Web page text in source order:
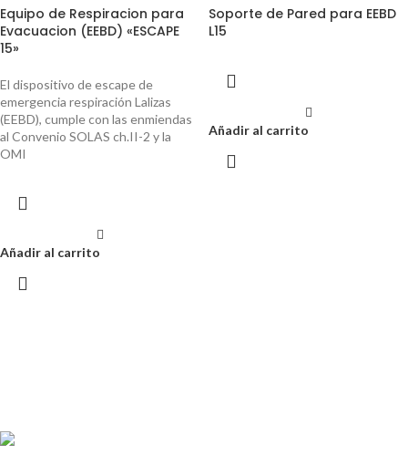
Equipo de Respiracion para
Evacuacion (EEBD) «ESCAPE
15»
El dispositivo de escape de
emergencia respiración Lalizas
(EEBD), cumple con las enmiendas
al Convenio SOLAS ch.II-2 y la
OMI
Añadir al carrito
Soporte de Pared para EEBD
L15
Añadir al carrito